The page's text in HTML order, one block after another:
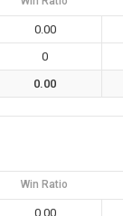
0.00
0
0.00
Win Ratio
0.00